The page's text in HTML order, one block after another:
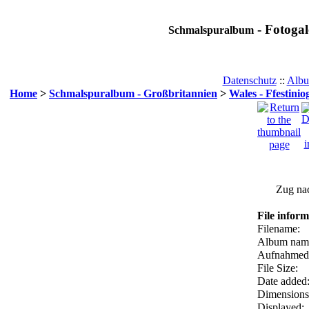
Schmalspuralbum-
Datenschutz::
Home > Schmalspuralbum - Großbritannien > Wales -
Zug
File
Filename:
Album
File Size:
Date added: